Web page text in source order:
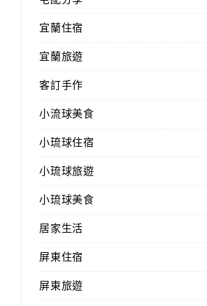
宜蘭住宿
宜蘭旅遊
客訂手作
小流球美食
小琉球住宿
小琉球旅遊
小琉球美食
居家生活
屏東住宿
屏東旅遊